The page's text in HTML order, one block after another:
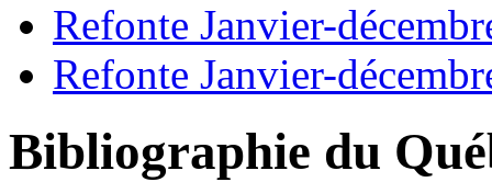
Refonte Janvier-
Refonte Janvier-
Bibliographie du